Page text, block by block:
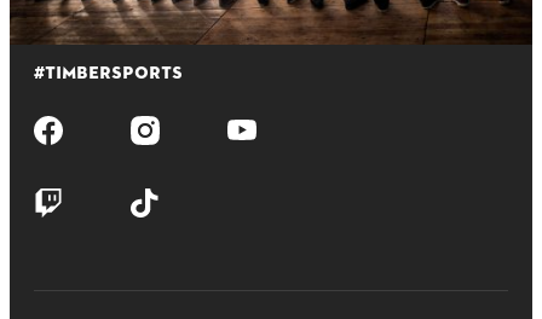
#TIMBERSPORTS